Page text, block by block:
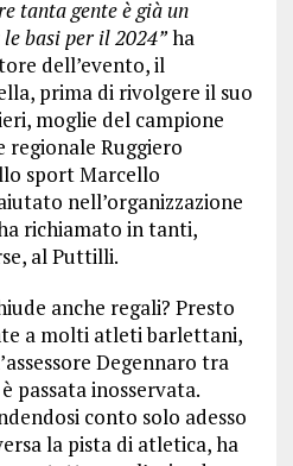
tanta gente è già un
basi per il 2024”ha
dell’evento, il
prima di rivolgere il suo
moglie del campione
regionale Ruggiero
sport Marcello
nell’organizzazione
richiamato in tanti,
al Puttilli.
anche regali? Presto
a molti atleti barlettani,
Degennaro tra
passata inosservata.
conto solo adesso
la pista di atletica, ha